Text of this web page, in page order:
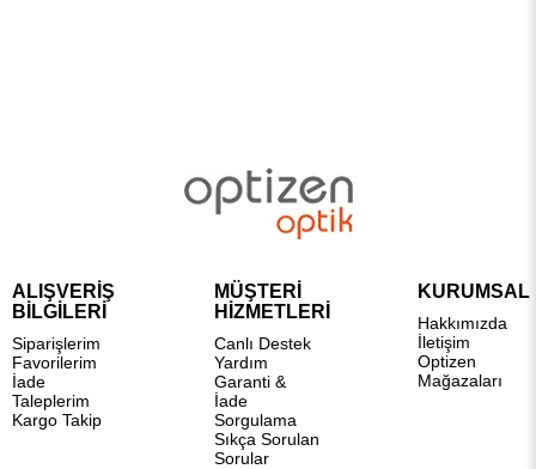
ALIŞVERİŞ
BİLGİLERİ
Siparişlerim
Favorilerim
İade
Taleplerim
Kargo Takip
MÜŞTERİ
HİZMETLERİ
Canlı Destek
Yardım
Garanti &
İade
Sorgulama
Sıkça Sorulan
Sorular
KURUMSAL
Hakkımızda
İletişim
Optizen
Mağazaları